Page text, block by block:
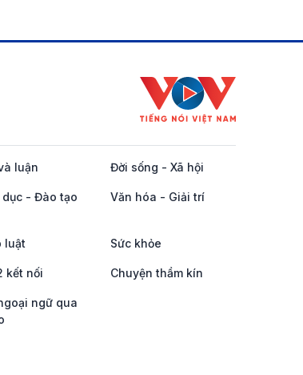
luận Đời sống - Xã hội
dục - Đào tạo Văn hóa - Giải trí
luật Sức khỏe
kết nối Chuyện thầm kín
ngữ qua